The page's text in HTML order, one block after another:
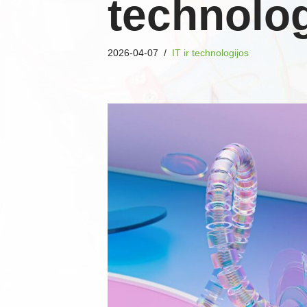
2026-04-07 IT ir technologijos